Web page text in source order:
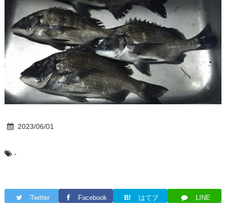
2023/06/01
-
Twitter Facebook B! はてブ LINE